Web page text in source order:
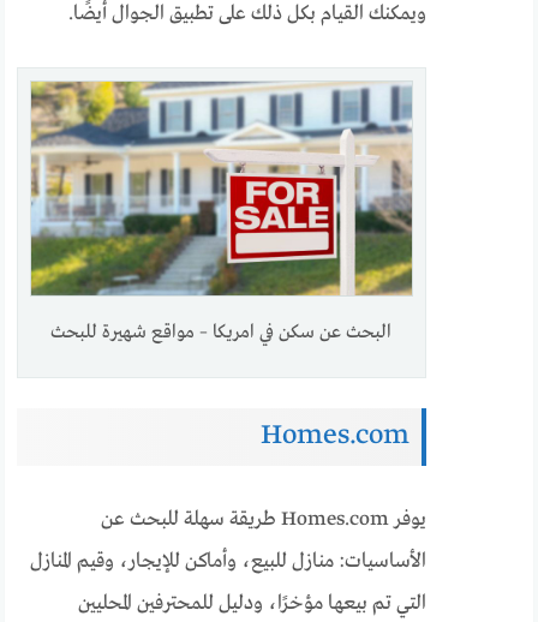
ويمكنك القيام بكل ذلك على تطبيق الجوال أيضًا.
البحث عن سكن في امريكا – مواقع شهيرة للبحث
Homes.com
يوفر Homes.com طريقة سهلة للبحث عن
الأساسيات: منازل للبيع، وأماكن للإيجار، وقيم المنازل
التي تم بيعها مؤخرًا، ودليل للمحترفين المحليين